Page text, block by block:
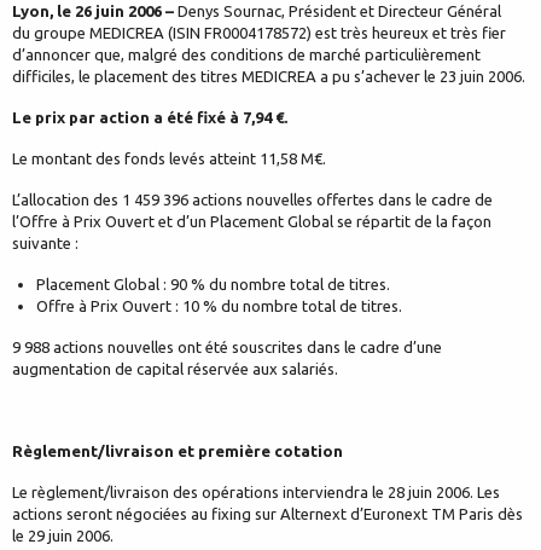
Lyon, le 26 juin 2006 – Denys Sournac, Président et Directeur Général
du groupe MEDICREA (ISIN FR0004178572) est très heureux et très fier
d’annoncer que, malgré des conditions de marché particulièrement
difficiles, le placement des titres MEDICREA a pu s’achever le 23 juin 2006.
Le prix par action a été fixé à 7,94 €.
Le montant des fonds levés atteint 11,58 M€.
L’allocation des 1 459 396 actions nouvelles offertes dans le cadre de
l’Offre à Prix Ouvert et d’un Placement Global se répartit de la façon
suivante :
Placement Global : 90 % du nombre total de titres.
Offre à Prix Ouvert : 10 % du nombre total de titres.
9 988 actions nouvelles ont été souscrites dans le cadre d’une
augmentation de capital réservée aux salariés.
Règlement/livraison et première cotation
Le règlement/livraison des opérations interviendra le 28 juin 2006. Les
actions seront négociées au fixing sur Alternext d’Euronext TM Paris dès
le 29 juin 2006.